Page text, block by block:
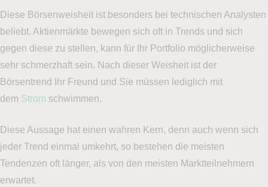
Diese Börsenweisheit ist besonders bei technischen Analysten
beliebt. Aktienmärkte bewegen sich oft in Trends und sich
gegen diese zu stellen, kann für Ihr Portfolio möglicherweise
sehr schmerzhaft sein. Nach dieser Weisheit ist der
Börsentrend Ihr Freund und Sie müssen lediglich mit
dem Strom schwimmen.
Diese Aussage hat einen wahren Kern, denn auch wenn sich
jeder Trend einmal umkehrt, so bestehen die meisten
Tendenzen oft länger, als von den meisten Marktteilnehmern
erwartet.